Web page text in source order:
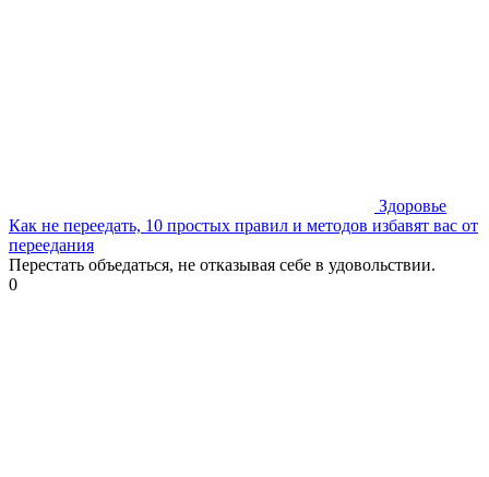
Здоровье
Как не переедать, 10 простых правил и методов избавят вас от
переедания
Перестать объедаться, не отказывая себе в удовольствии.
0